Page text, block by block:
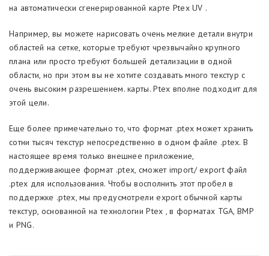
на автоматически сгенерированной карте Ptex UV .
Например, вы можете нарисовать очень мелкие детали внутри
областей на сетке, которые требуют чрезвычайно крупного
плана или просто требуют большей детализации в одной
области, но при этом вы не хотите создавать много текстур с
очень высоким разрешением. карты. Ptex вполне подходит для
этой цели.
Еще более примечательно то, что формат .ptex может хранить
сотни тысяч текстур непосредственно в одном файле .ptex. В
настоящее время только внешнее приложение,
поддерживающее формат .ptex, сможет import/ export файл
.ptex для использования. Чтобы восполнить этот пробел в
поддержке .ptex, мы предусмотрели export обычной карты
текстур, основанной на технологии Ptex , в форматах TGA, BMP
и PNG.